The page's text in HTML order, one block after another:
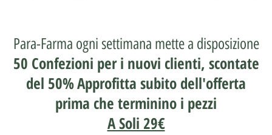
Para-Farma ogni settimana mette a disposizione
50 Confezioni per i nuovi clienti, scontate
del 50%Approfitta subito dell'offerta
prima che terminino i pezzi
A Soli 29€